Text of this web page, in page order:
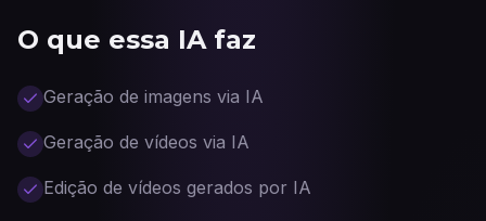
O que essa IA faz
Geração de imagens via IA
Geração de vídeos via IA
Edição de vídeos gerados por IA